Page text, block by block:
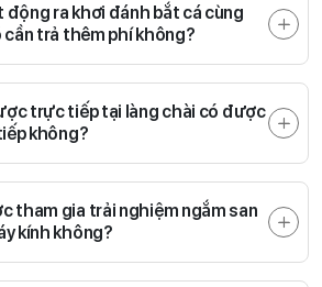
động ra khơi đánh bắt cá cùng
trả thêm phí không?
trực tiếp tại làng chài có được
không?
tham gia trải nghiệm ngắm san
kính không?